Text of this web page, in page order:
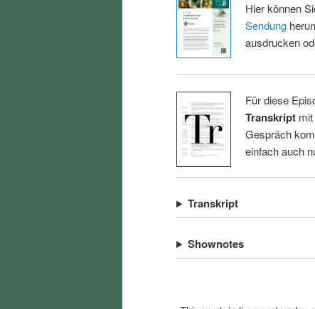
Hier können
Sendung
ausdrucken
Für diese
Transkriptmit
Gespräch
einfach auch
Transkript
Shownotes